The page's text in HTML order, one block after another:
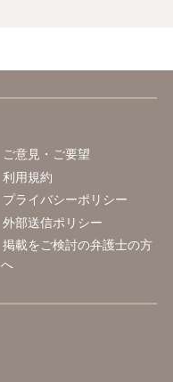
ご意見・ご要望
利用規約
プライバシーポリシー
外部送信ポリシー
掲載をご検討の弁護士の方
へ